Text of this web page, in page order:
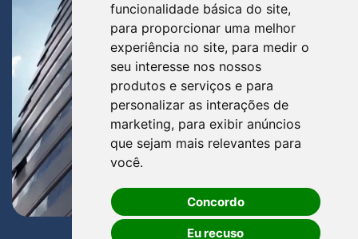
funcionalidade básica do site,
para proporcionar uma melhor
experiência no site, para medir o
seu interesse nos nossos
produtos e serviços e para
personalizar as interações de
marketing, para exibir anúncios
que sejam mais relevantes para
você.
Concordo
Eu recuso